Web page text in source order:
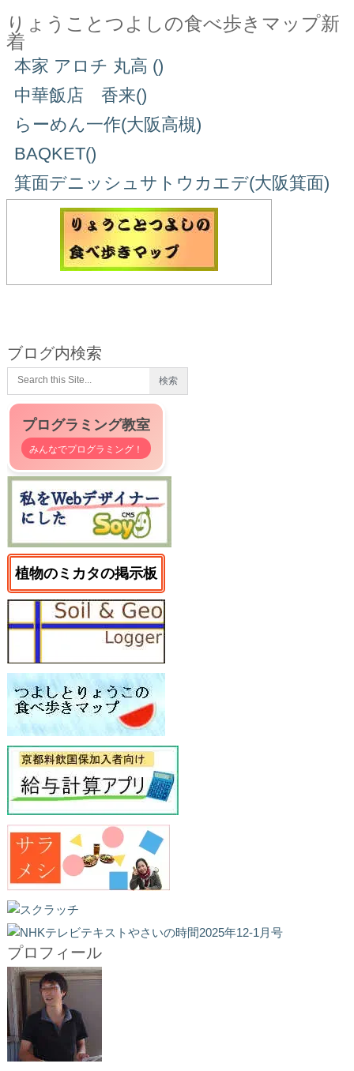
りょうことつよしの食べ歩きマップ新
着
本家 アロチ 丸高 ()
中華飯店 香来()
らーめん一作(大阪高槻)
BAQKET()
箕面デニッシュサトウカエデ(大阪箕面)
ブログ内検索
プログラミング教室
みんなでプログラミング！
植物のミカタの掲示板
プロフィール